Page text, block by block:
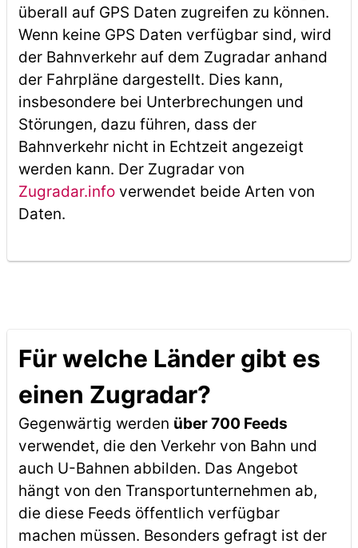
überall auf GPS Daten zugreifen zu können.
Wenn keine GPS Daten verfügbar sind, wird
der Bahnverkehr auf dem Zugradar anhand
der Fahrpläne dargestellt. Dies kann,
insbesondere bei Unterbrechungen und
Störungen, dazu führen, dass der
Bahnverkehr nicht in Echtzeit angezeigt
werden kann. Der Zugradar von
Zugradar.infoverwendet beide Arten von
Daten.
Für welche Länder gibt es
einen Zugradar?
Gegenwärtig werden über 700 Feeds
verwendet, die den Verkehr von Bahn und
auch U-Bahnen abbilden. Das Angebot
hängt von den Transportunternehmen ab,
die diese Feeds öffentlich verfügbar
machen müssen. Besonders gefragt ist der